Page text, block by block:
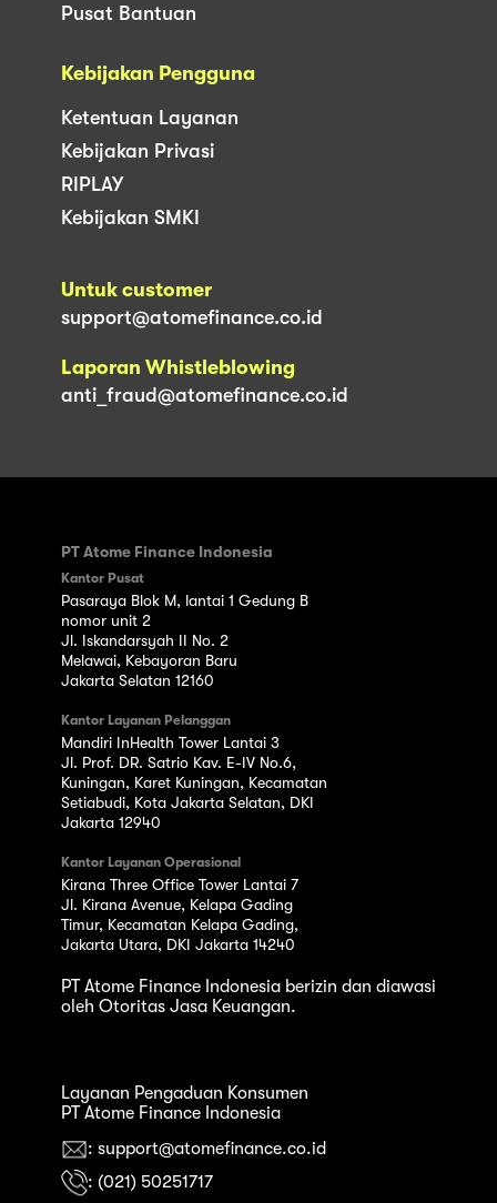
Pusat Bantuan
Kebijakan Pengguna
Ketentuan Layanan
Kebijakan Privasi
RIPLAY
Kebijakan SMKI
Untuk customer
support@atomefinance.co.id
Laporan Whistleblowing
anti_fraud@atomefinance.co.id
PT Atome Finance Indonesia
Kantor Pusat
Pasaraya Blok M, lantai 1 Gedung B
nomor unit 2
Jl. Iskandarsyah II No. 2
Melawai, Kebayoran Baru
Jakarta Selatan 12160
Kantor Layanan Pelanggan
Mandiri InHealth Tower Lantai 3
Jl. Prof. DR. Satrio Kav. E-IV No.6,
Kuningan, Karet Kuningan, Kecamatan
Setiabudi, Kota Jakarta Selatan, DKI
Jakarta 12940
Kantor Layanan Operasional
Kirana Three Office Tower Lantai 7
Jl. Kirana Avenue, Kelapa Gading
Timur, Kecamatan Kelapa Gading,
Jakarta Utara, DKI Jakarta 14240
PT Atome Finance Indonesia berizin dan diawasi
oleh Otoritas Jasa Keuangan.
Layanan Pengaduan Konsumen
PT Atome Finance Indonesia
: support@atomefinance.co.id
: (021) 50251717